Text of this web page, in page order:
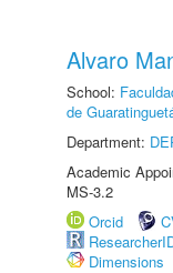
Alvaro
School:
de
Department:
Academic
MS-3.2
Orcid
Dimensions